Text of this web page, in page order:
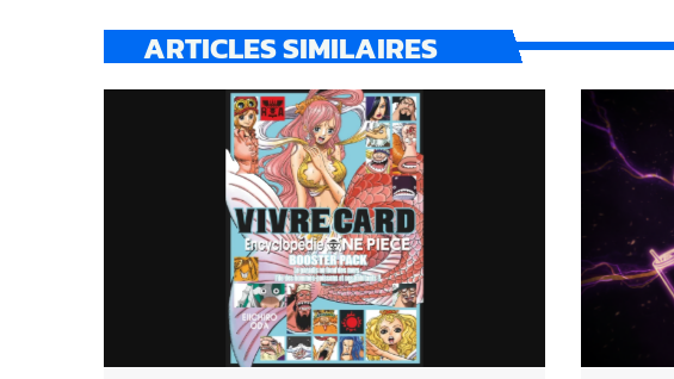
ARTICLES SIMILAIRES